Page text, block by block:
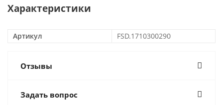
Характеристики
Артикул FSD.1710300290
Отзывы
Задать вопрос